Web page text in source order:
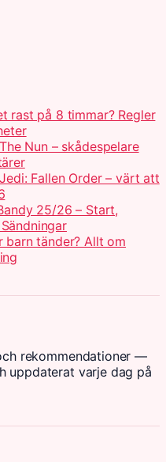
rast på 8 timmar? Regler
Nun – skådespelare
Fallen Order – värt att
25/26 – Start,
barn tänder? Allt om
rekommendationer —
uppdaterat varje dag på